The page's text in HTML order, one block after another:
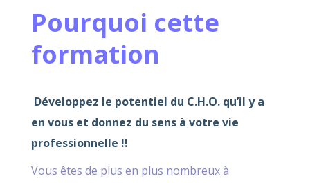
Pourquoi cette
formation
Développez le potentiel du C.H.O. qu’il y a
en vous et donnez du sens à votre vie
professionnelle !!
Vous êtes de plus en plus nombreux à